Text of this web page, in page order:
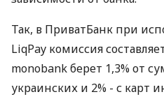
Так, в ПриватБанк при
LiqPay комиссия
monobank берет 1,3% от
украинских и 2% - с карт